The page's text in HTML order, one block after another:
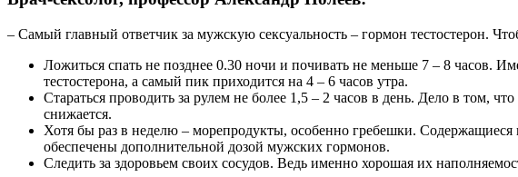
– Самый главный ответчик за мужскую сексуальность – гормон тестостерон.
Ложиться спать не позднее 0.30 ночи и почивать не меньше 7 – 8 часов.
тестостерона, а самый пик приходится на 4 – 6 часов утра.
Стараться проводить за рулем не более 1,5 – 2 часов в день. Дело в том,
снижается.
Хотя бы раз в неделю – морепродукты, особенно гребешки.
обеспечены дополнительной дозой мужских гормонов.
Следить за здоровьем своих сосудов. Ведь именно хорошая их